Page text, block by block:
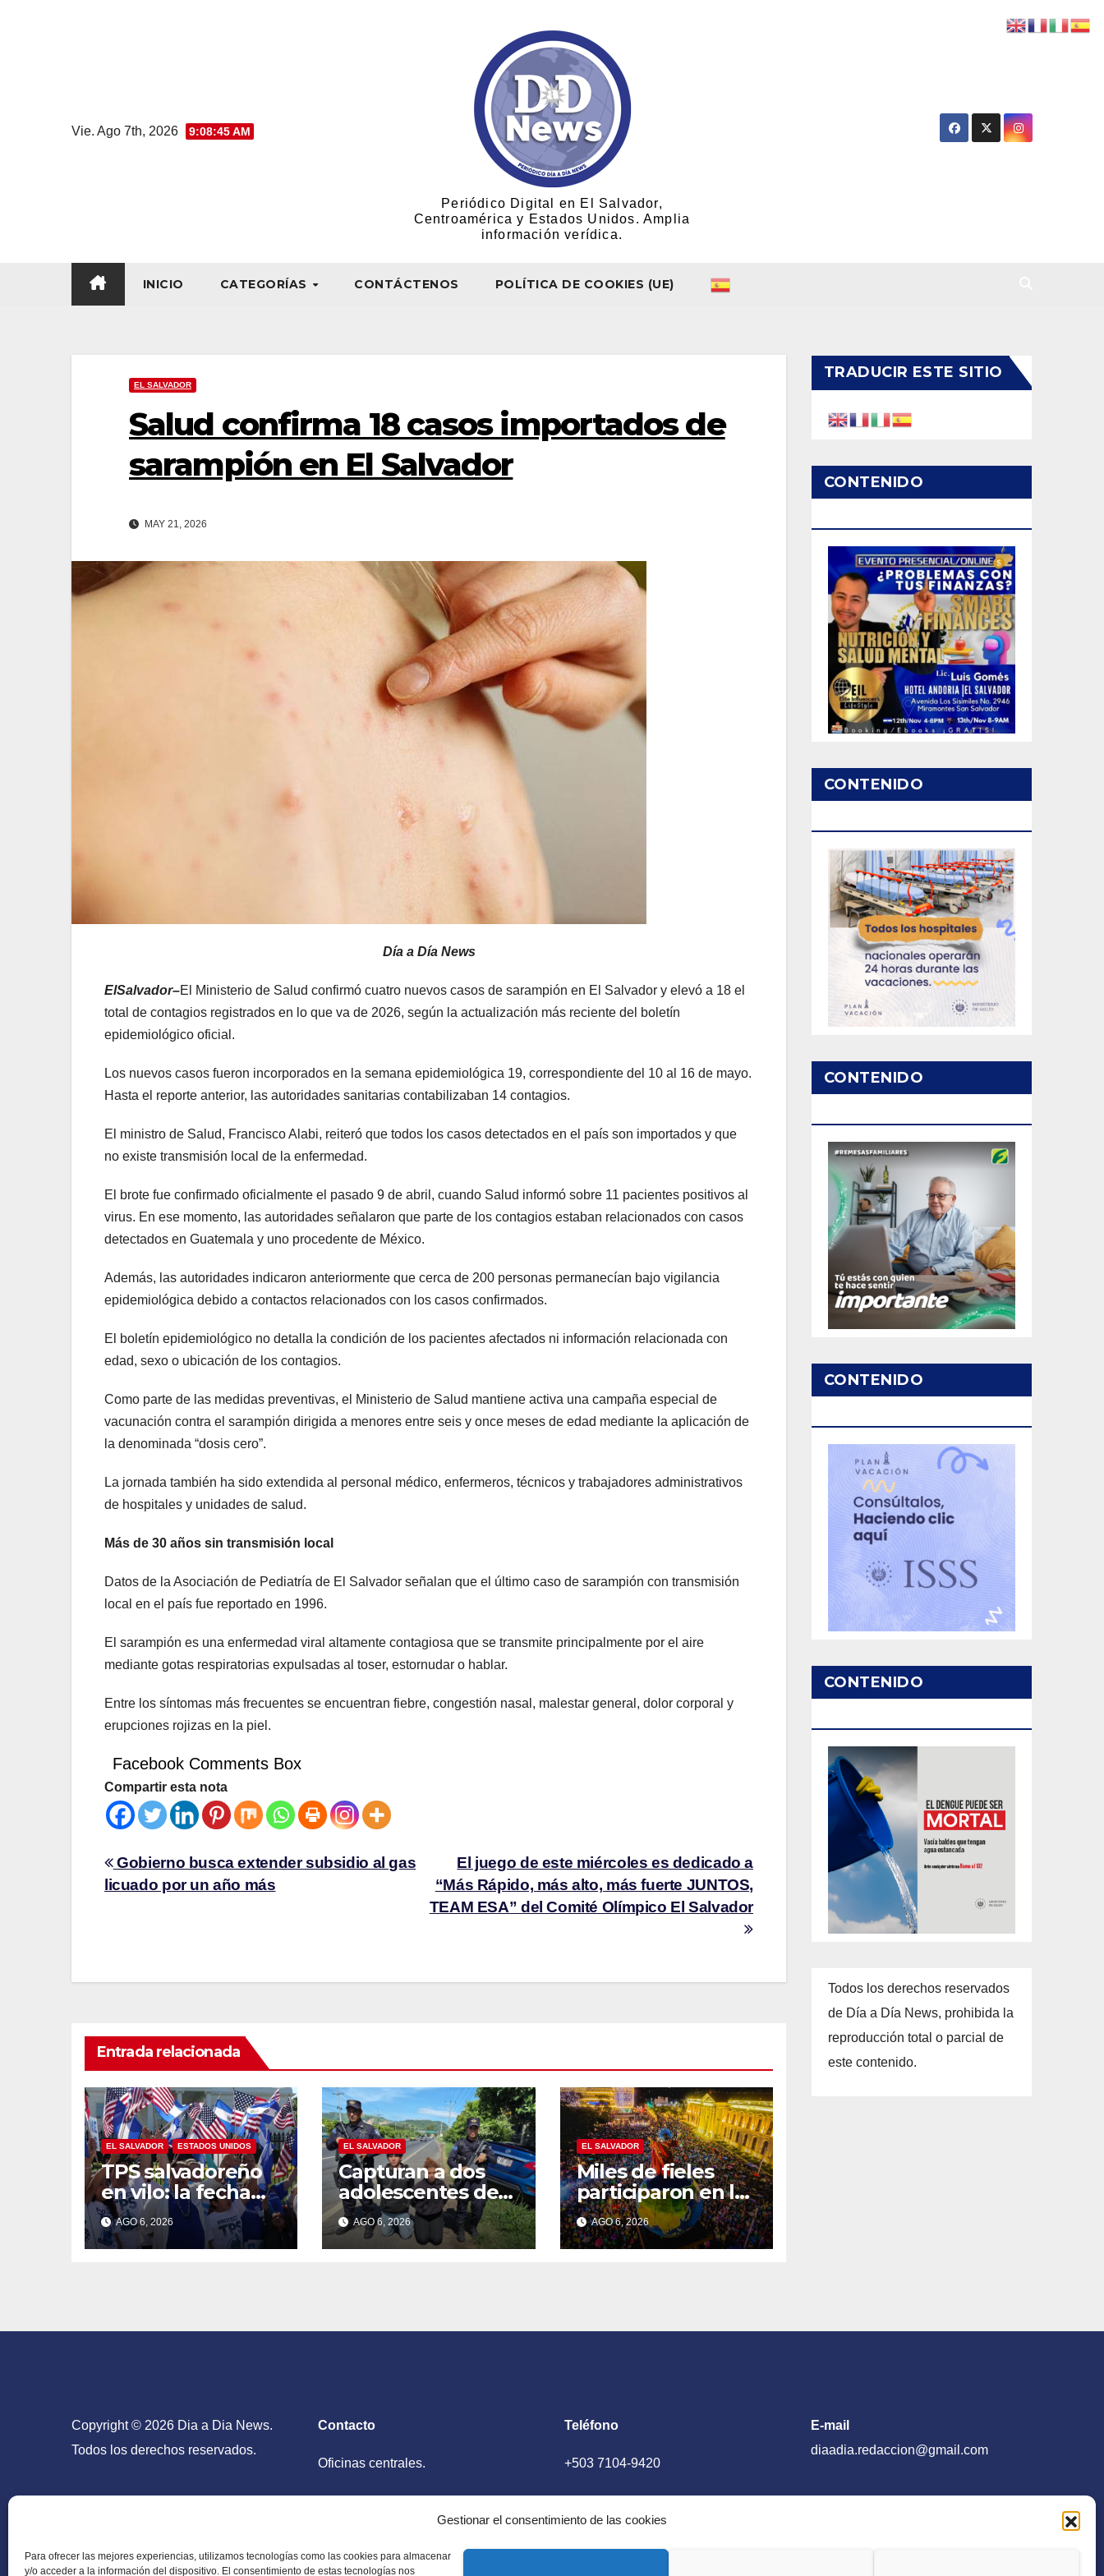
Gestionar el consentimiento de las cookies
Para ofrecer las mejores experiencias, utilizamos tecnologías como las cookies para almacenar
y/o acceder a la información del dispositivo. El consentimiento de estas tecnologías nos
Vie. Ago 7th, 2026 9:08:45 AM
Periódico Digital en El Salvador,
Centroamérica y Estados Unidos. Amplia
información verídica.
INICIO CATEGORÍAS CONTÁCTENOS POLÍTICA DE COOKIES (UE)
EL SALVADOR
Salud confirma 18 casos importados de
sarampión en El Salvador
MAY 21, 2026
Día a Día News
ElSalvador–El Ministerio de Salud confirmó cuatro nuevos casos de sarampión en El Salvador y elevó a 18 el
total de contagios registrados en lo que va de 2026, según la actualización más reciente del boletín
epidemiológico oficial.
Los nuevos casos fueron incorporados en la semana epidemiológica 19, correspondiente del 10 al 16 de mayo.
Hasta el reporte anterior, las autoridades sanitarias contabilizaban 14 contagios.
El ministro de Salud, Francisco Alabi, reiteró que todos los casos detectados en el país son importados y que
no existe transmisión local de la enfermedad.
El brote fue confirmado oficialmente el pasado 9 de abril, cuando Salud informó sobre 11 pacientes positivos al
virus. En ese momento, las autoridades señalaron que parte de los contagios estaban relacionados con casos
detectados en Guatemala y uno procedente de México.
Además, las autoridades indicaron anteriormente que cerca de 200 personas permanecían bajo vigilancia
epidemiológica debido a contactos relacionados con los casos confirmados.
El boletín epidemiológico no detalla la condición de los pacientes afectados ni información relacionada con
edad, sexo o ubicación de los contagios.
Como parte de las medidas preventivas, el Ministerio de Salud mantiene activa una campaña especial de
vacunación contra el sarampión dirigida a menores entre seis y once meses de edad mediante la aplicación de
la denominada “dosis cero”.
La jornada también ha sido extendida al personal médico, enfermeros, técnicos y trabajadores administrativos
de hospitales y unidades de salud.
Más de 30 años sin transmisión local
Datos de la Asociación de Pediatría de El Salvador señalan que el último caso de sarampión con transmisión
local en el país fue reportado en 1996.
El sarampión es una enfermedad viral altamente contagiosa que se transmite principalmente por el aire
mediante gotas respiratorias expulsadas al toser, estornudar o hablar.
Entre los síntomas más frecuentes se encuentran fiebre, congestión nasal, malestar general, dolor corporal y
erupciones rojizas en la piel.
Facebook Comments Box
Compartir esta nota
El juego de este miércoles es dedicado a
“Más Rápido, más alto, más fuerte JUNTOS,
TEAM ESA” del Comité Olímpico El Salvador
Gobierno busca extender subsidio al gas
licuado por un año más
Entrada relacionada
EL SALVADOR ESTADOS UNIDOS
TPS salvadoreño
en vilo: la fecha
límite del 9 de
septiembre se
acerca sin
AGO 6, 2026
EL SALVADOR
Capturan a dos
adolescentes de
17 años señalados
de intentar
formar una
AGO 6, 2026
EL SALVADOR
Miles de fieles
participaron en la
Transfiguración
del Divino
Salvador del
AGO 6, 2026
TRADUCIR ESTE SITIO
CONTENIDO
CONTENIDO
CONTENIDO
CONTENIDO
CONTENIDO
Todos los derechos reservados
de Día a Día News, prohibida la
reproducción total o parcial de
este contenido.
Copyright © 2026 Dia a Dia News.
Todos los derechos reservados.
Contacto
Oficinas centrales.
Teléfono
+503 7104-9420
E-mail
diaadia.redaccion@gmail.com